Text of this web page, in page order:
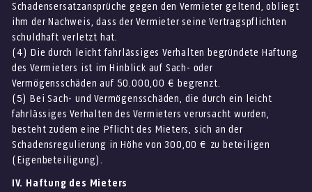
Schadensersatzansprüche gegen den Vermieter geltend, obliegt
ihm der Nachweis, dass der Vermieter seine Vertragspflichten
schuldhaft verletzt hat.
(4) Die durch leicht fahrlässiges Verhalten begründete Haftung
des Vermieters ist im Hinblick auf Sach- oder
Vermögensschäden auf 50.000,00 € begrenzt.
(5) Bei Sach- und Vermögensschäden, die durch ein leicht
fahrlässiges Verhalten des Vermieters verursacht wurden,
besteht zudem eine Pflicht des Mieters, sich an der
Schadensregulierung in Höhe von 300,00 € zu beteiligen
(Eigenbeteiligung).
IV. Haftung des Mieters